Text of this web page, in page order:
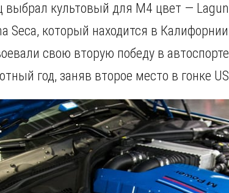
культовый для M4 цвет —
Seca, который находится в
свою вторую победу в
год, заняв второе место в гонке